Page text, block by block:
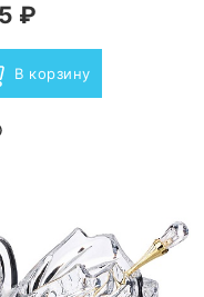
₽
В корзину